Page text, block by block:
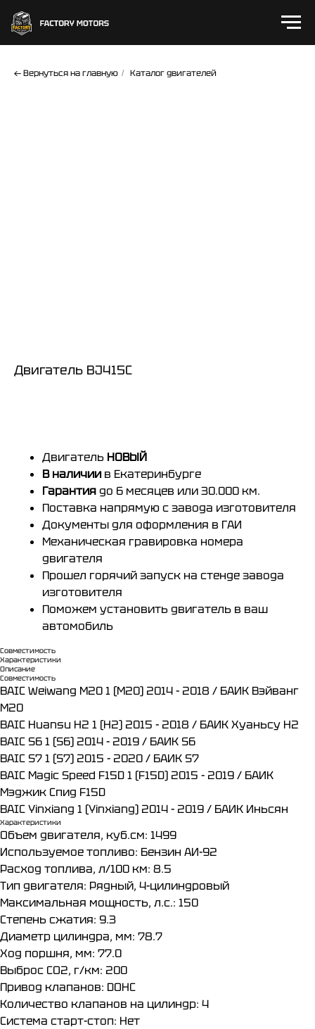
← Вернуться на главную / Каталог двигателей
Двигатель BJ415C
Двигатель НОВЫЙ
В наличиив Екатеринбурге
Гарантиядо 6 месяцев или 30.000 км.
Поставка напрямую с завода изготовителя
Документы для оформления в ГАИ
Механическая гравировка номера
двигателя
Прошел горячий запуск на стенде завода
изготовителя
Поможем установить двигатель в ваш
автомобиль
Совместимость
Характеристики
Описание
Совместимость
BAIC Weiwang M20 1 (M20) 2014 - 2018 / БАИК Вэйванг
M20​
BAIC Huansu H2 1 (H2) 2015 - 2018 / БАИК Хуаньсу H2​
BAIC S6 1 (S6) 2014 - 2019 / БАИК S6​
BAIC S7 1 (S7) 2015 - 2020 / БАИК S7​
BAIC Magic Speed F15D 1 (F15D) 2015 - 2019 / БАИК
Мэджик Спид F15D​
BAIC Yinxiang 1 (Yinxiang) 2014 - 2019 / БАИК Иньсян
Характеристики
Объем двигателя, куб.см: 1499
Используемое топливо: Бензин АИ-92
Расход топлива, л/100 км: 8.5
Тип двигателя: Рядный, 4-цилиндровый
Максимальная мощность, л.с.: 150
Степень сжатия: 9.3
Диаметр цилиндра, мм: 78.7
Ход поршня, мм: 77.0
Выброс CO2, г/км: 200
Привод клапанов: DOHC
Количество клапанов на цилиндр: 4
Система старт-стоп: Нет